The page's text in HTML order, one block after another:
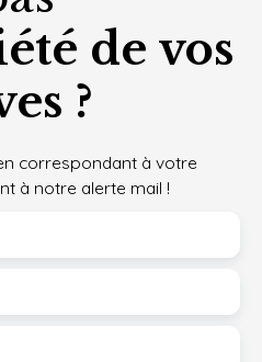
de vos
?
correspondant à votre
à notre alerte mail !